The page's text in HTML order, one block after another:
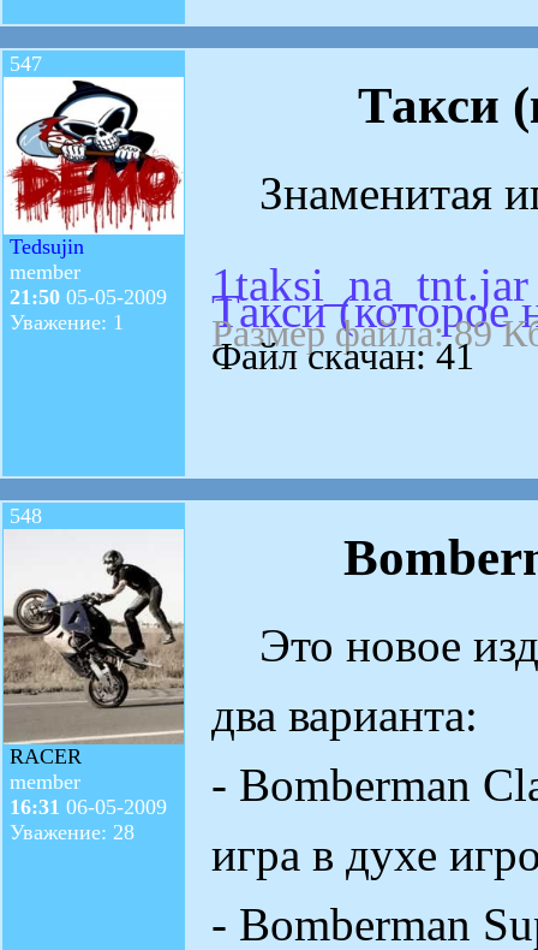
547
Tedsujin
member
21:50 05-05-2009
Уважение: 1
Такси
Знаменитая
1taksi_na_tnt.jar
Такси (которое
Размер файла: 89
Файл скачан: 41
548
RACER
member
16:31 06-05-2009
Уважение: 28
Это новое
два варианта:
- Bomberman
игра в духе
- Bomberman